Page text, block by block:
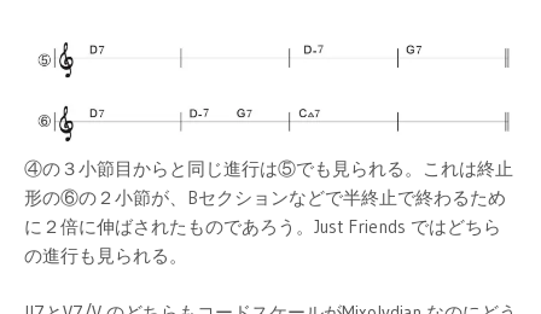
④の３小節目からと同じ進行は⑤でも見られる。これは終止
形の⑥の２小節が、Bセクションなどで半終止で終わるため
に２倍に伸ばされたものであろう。Just Friends ではどちら
の進行も見られる。